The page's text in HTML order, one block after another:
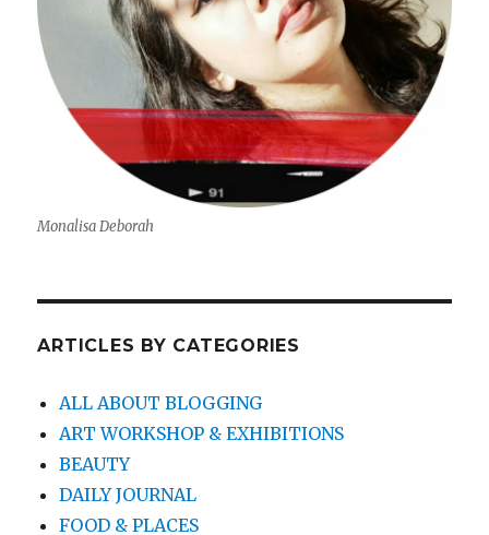
Monalisa Deborah
ARTICLES BY CATEGORIES
ALL ABOUT BLOGGING
ART WORKSHOP & EXHIBITIONS
BEAUTY
DAILY JOURNAL
FOOD & PLACES